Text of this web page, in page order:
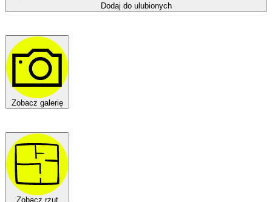
Dodaj do ulubionych
Zobacz galerię
Zobacz rzut